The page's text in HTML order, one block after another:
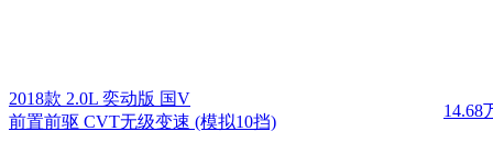
2018款 2.0L 奕动版 国V
前置前驱 CVT无级变速 (模拟10挡)
14.68